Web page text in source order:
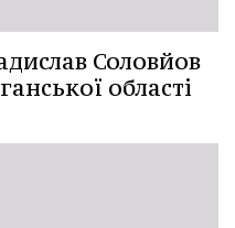
Соловйов
області